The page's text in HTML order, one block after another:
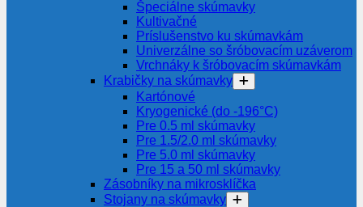
Špeciálne skúmavky
Kultivačné
Príslušenstvo ku skúmavkám
Univerzálne so šróbovacím uzáverom
Vrchnáky k šróbovacím skúmavkám
Krabičky na skúmavky
Kartónové
Kryogenické (do -196°C)
Pre 0.5 ml skúmavky
Pre 1.5/2.0 ml skúmavky
Pre 5.0 ml skúmavky
Pre 15 a 50 ml skúmavky
Zásobníky na mikrosklíčka
Stojany na skúmavky